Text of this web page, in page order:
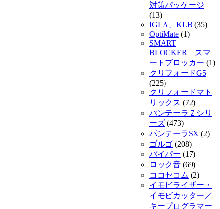
対策パッケージ
(13)
IGLA、KLB (35)
OptiMate (1)
SMART
BLOCKER スマ
ートブロッカー (1)
クリフォードG5
(225)
クリフォードマト
リックス (72)
パンテーラＺシリ
ーズ (473)
パンテーラSX (2)
ゴルゴ (208)
バイパー (17)
ロック音 (69)
ココセコム (2)
イモビライザー・
イモビカッター／
キープログラマー